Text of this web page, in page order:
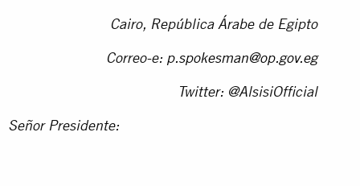
Cairo, República Árabe de Egipto
Correo-e: p.spokesman@op.gov.eg
Twitter: @AlsisiOfficial
Señor Presidente: